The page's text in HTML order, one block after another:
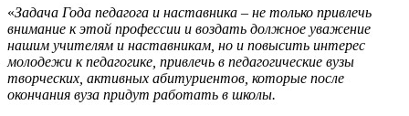
«Задача Года педагога и наставника – не только привлечь
внимание к этой профессии и воздать должное уважение
нашим учителям и наставникам, но и повысить интерес
молодежи к педагогике, привлечь в педагогические вузы
творческих, активных абитуриентов, которые после
окончания вуза придут работать в школы.